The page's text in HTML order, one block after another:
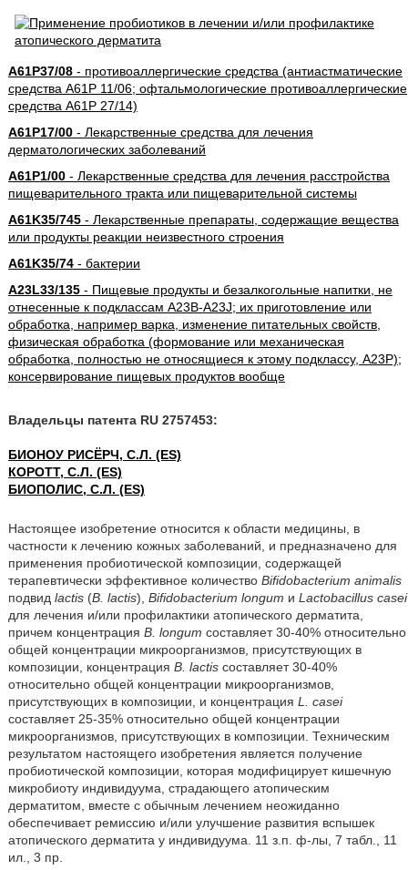
A61P37/08- противоаллергические средства (антиастматические
средства A61P 11/06; офтальмологические противоаллергические
средства A61P 27/14)
A61P17/00- Лекарственные средства для лечения
дерматологических заболеваний
A61P1/00- Лекарственные средства для лечения расстройства
пищеварительного тракта или пищеварительной системы
A61K35/745- Лекарственные препараты, содержащие вещества
или продукты реакции неизвестного строения
A61K35/74- бактерии
A23L33/135- Пищевые продукты и безалкогольные напитки, не
отнесенные к подклассам A23B-A23J; их приготовление или
обработка, например варка, изменение питательных свойств,
физическая обработка (формование или механическая
обработка, полностью не относящиеся к этому подклассу, A23P);
консервирование пищевых продуктов вообще
Владельцы патента RU 2757453:
БИОНОУ РИСЁРЧ, С.Л. (ES)
КОРОТТ, С.Л. (ES)
БИОПОЛИС, С.Л. (ES)
Настоящее изобретение относится к области медицины, в
частности к лечению кожных заболеваний, и предназначено для
применения пробиотической композиции, содержащей
терапевтически эффективное количество Bifidobacterium animalis
подвид lactis (B. lactis), Bifidobacterium longum и Lactobacillus casei
для лечения и/или профилактики атопического дерматита,
причем концентрация B. longum составляет 30-40% относительно
общей концентрации микроорганизмов, присутствующих в
композиции, концентрация B. lactis составляет 30-40%
относительно общей концентрации микроорганизмов,
присутствующих в композиции, и концентрация L. casei
составляет 25-35% относительно общей концентрации
микроорганизмов, присутствующих в композиции. Техническим
результатом настоящего изобретения является получение
пробиотической композиции, которая модифицирует кишечную
микробиоту индивидуума, страдающего атопическим
дерматитом, вместе с обычным лечением неожиданно
обеспечивает ремиссию и/или улучшение развития вспышек
атопического дерматита у индивидуума. 11 з.п. ф-лы, 7 табл., 11
ил., 3 пр.